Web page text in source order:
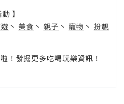
】
丶 美食 丶 親子 丶 寵物 丶 扮靚
發掘更多吃喝玩樂資訊！